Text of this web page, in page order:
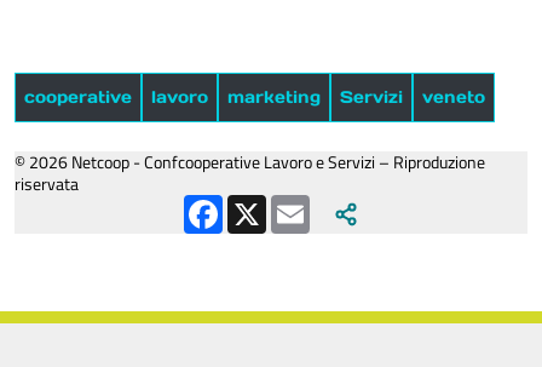
cooperative lavoro marketing Servizi veneto
© 2026 Netcoop - Confcooperative Lavoro e Servizi – Riproduzione
riservata
Facebook
X Email